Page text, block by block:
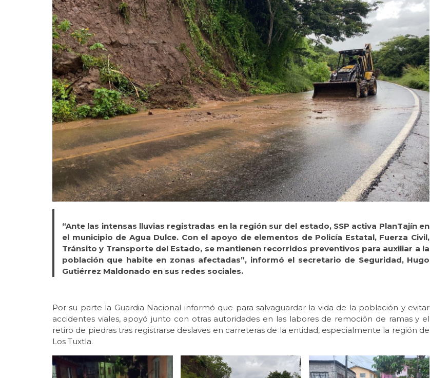
“Ante las intensas lluvias registradas en la región sur del estado, SSP activa PlanTajín en
el municipio de Agua Dulce. Con el apoyo de elementos de Policía Estatal, Fuerza Civil,
Tránsito y Transporte del Estado, se mantienen recorridos preventivos para auxiliar a la
población que habite en zonas afectadas”, informó el secretario de Seguridad, Hugo
Gutiérrez Maldonado en sus redes sociales.
Por su parte la Guardia Nacional informó que para salvaguardar la vida de la población y evitar
accidentes viales, apoyó junto con otras autoridades en las labores de remoción de ramas y el
retiro de piedras tras registrarse deslaves en carreteras de la entidad, especialmente la región de
Los Tuxtla.